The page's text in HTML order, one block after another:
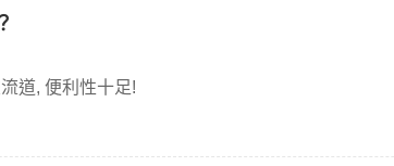
號交流道, 便利性十足!